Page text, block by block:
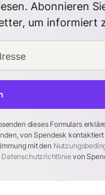
Abonnieren
um informiert
dieses Formulars
von Spendesk
mit den
Datenschutzrichtlinievon